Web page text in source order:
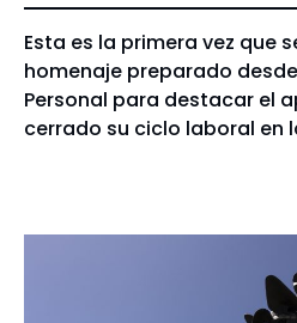
Esta es la primera vez que
homenaje preparado
Personal para destacar el
cerrado su ciclo laboral en